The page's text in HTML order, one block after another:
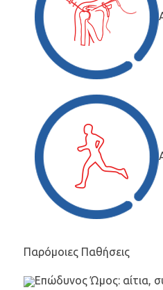
Παρόμοιες Παθήσεις
Επώδυνος Ώμος: αίτια,